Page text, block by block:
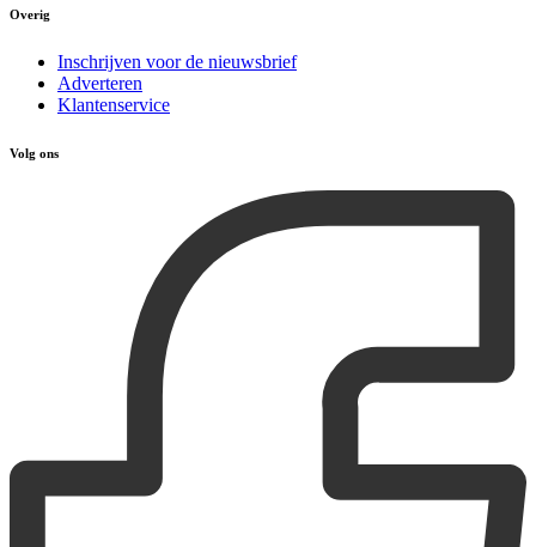
Overig
Inschrijven voor de nieuwsbrief
Adverteren
Klantenservice
Volg ons